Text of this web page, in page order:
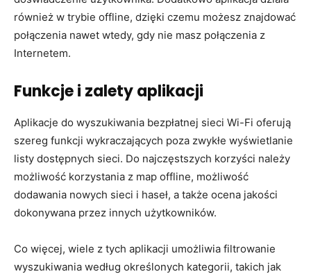
również w trybie offline, dzięki czemu możesz znajdować
połączenia nawet wtedy, gdy nie masz połączenia z
Internetem.
Funkcje i zalety aplikacji
Aplikacje do wyszukiwania bezpłatnej sieci Wi-Fi oferują
szereg funkcji wykraczających poza zwykłe wyświetlanie
listy dostępnych sieci. Do najczęstszych korzyści należy
możliwość korzystania z map offline, możliwość
dodawania nowych sieci i haseł, a także ocena jakości
dokonywana przez innych użytkowników.
Co więcej, wiele z tych aplikacji umożliwia filtrowanie
wyszukiwania według określonych kategorii, takich jak